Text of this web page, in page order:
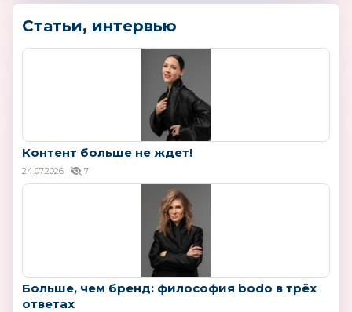
Статьи, интервью
Контент больше не ждет!
24.07.2026 7
Больше, чем бренд: философия bodo в трёх
ответах